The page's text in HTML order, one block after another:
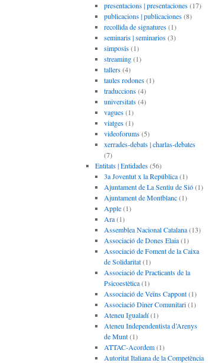
presentacions | presentaciones(17)
publicacions | publicaciones(8)
recollida de signatures(1)
seminaris | seminarios(3)
simposis(1)
streaming(1)
tallers(4)
taules rodones(1)
traduccions(4)
universitats(4)
vagues(1)
viatges(1)
videoforums(5)
xerrades-debats | charlas-debates
(7)
Entitats | Entidades(56)
3a Joventut x la República(1)
Ajuntament de La Sentiu de Sió(1)
Ajuntament de Montblanc(1)
Apple(1)
Ara(1)
Assemblea Nacional Catalana(13)
Associació de Dones Elaia(1)
Associació de Foment de la Caixa
de Solidaritat(1)
Associació de Practicants de la
Psicoestètica(1)
Associació de Veïns Cappont(1)
Associació Diner Comunitari(1)
Ateneu Igualadí(1)
Ateneu Independentista d’Arenys
de Munt(1)
ATTAC-Acordem(1)
Autoritat Italiana de la Competència